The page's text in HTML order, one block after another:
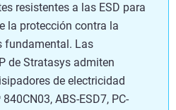
resistentes a las ESD para
la protección contra la
fundamental. Las
de Stratasys admiten
de electricidad
840CN03, ABS-ESD7, PC-